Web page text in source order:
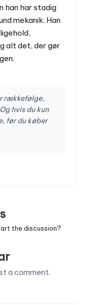
han har stadig
mekanik. Han
alt det, der gør
rækkefølge,
hvis du kun
før du køber
the discussion?
a comment.